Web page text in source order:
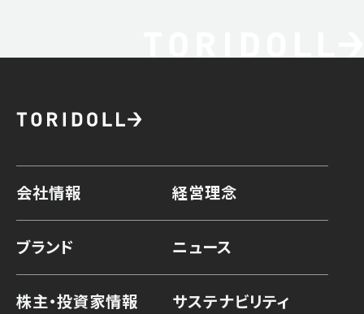
会社情報 経営理念
ブランド ニュース
株主・投資家情報 サステナビリティ